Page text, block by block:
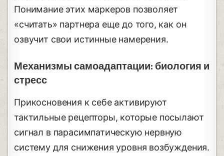
Понимание этих маркеров позволяет
«считать» партнера еще до того, как он
озвучит свои истинные намерения.
Механизмы самоадаптации: биология и
стресс
Прикосновения к себе активируют
тактильные рецепторы, которые посылают
сигнал в парасимпатическую нервную
систему для снижения уровня возбуждения.